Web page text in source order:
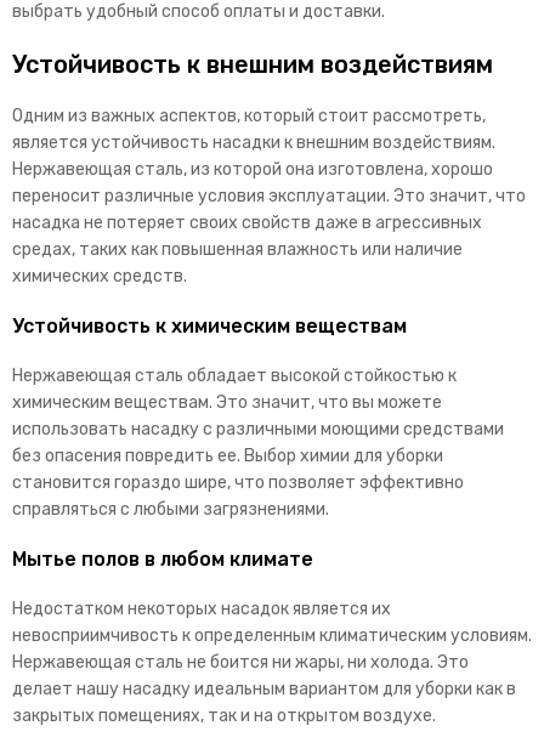
выбрать удобный способ оплаты и доставки.
Устойчивость к внешним воздействиям
Одним из важных аспектов, который стоит рассмотреть,
является устойчивость насадки к внешним воздействиям.
Нержавеющая сталь, из которой она изготовлена, хорошо
переносит различные условия эксплуатации. Это значит, что
насадка не потеряет своих свойств даже в агрессивных
средах, таких как повышенная влажность или наличие
химических средств.
Устойчивость к химическим веществам
Нержавеющая сталь обладает высокой стойкостью к
химическим веществам. Это значит, что вы можете
использовать насадку с различными моющими средствами
без опасения повредить ее. Выбор химии для уборки
становится гораздо шире, что позволяет эффективно
справляться с любыми загрязнениями.
Мытье полов в любом климате
Недостатком некоторых насадок является их
невосприимчивость к определенным климатическим условиям.
Нержавеющая сталь не боится ни жары, ни холода. Это
делает нашу насадку идеальным вариантом для уборки как в
закрытых помещениях, так и на открытом воздухе.